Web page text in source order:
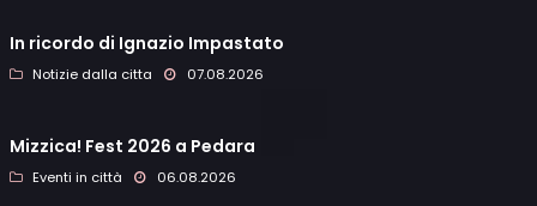
In ricordo di Ignazio Impastato
Notizie dalla citta 07.08.2026
Mizzica! Fest 2026 a Pedara
Eventi in città 06.08.2026